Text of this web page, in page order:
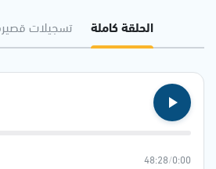
الحلقة كاملة
تسجيلات
0:00
/
48:28